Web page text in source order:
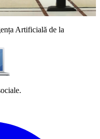
Artificială de la